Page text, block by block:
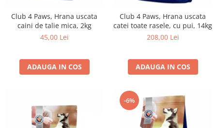
Club 4 Paws, Hrana uscata
caini de talie mica, 2kg
45,00 Lei
ADAUGA IN COS
Club 4 Paws, Hrana uscata
catei toate rasele, cu pui, 14kg
208,00 Lei
ADAUGA IN COS
-6%